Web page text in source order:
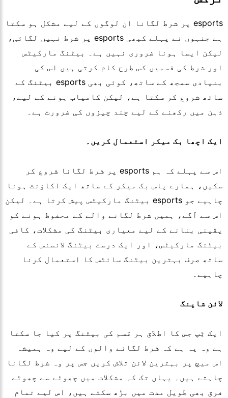
esports پر شرط لگانا ان لوگوں کے لیے مشکل ہو سکتا
ہے جنہوں نے پہلے کبھی esports پر شرط نہیں لگائی،
لیکن ایسا ہونا ضروری نہیں ہے۔ بیٹنگ مارکیٹس
اور شرط کی قسمیں کس طرح کام کرتی ہیں اس کی
بنیادی سمجھ کے ساتھ، کوئی بھی esports بیٹنگ کے
ساتھ شروع کر سکتا ہے، لیکن کامیاب ہونے کے لیے،
ذہن میں رکھنے کے لیے چند چیزوں کی ضرورت ہے۔
ایک اچھا بک میکر استعمال کریں۔
اس سے پہلے کہ ہم esports پر شرط لگانا شروع کر
سکیں، ہمارے پاس بک میکر کے ساتھ ایک اکاؤنٹ ہونا
چاہیے جو esports بیٹنگ مارکیٹس پیش کرتا ہے۔ لیکن
اس سے آگے، ہمیں شرط لگانے والے کے محفوظ ہونے کو
یقینی بنانے کے لیے معیاری بیٹنگ کی مشکلات، کافی
بیٹنگ مارکیٹس، اور ایک درست بیٹنگ لائسنس کے
ساتھ صرف بہترین بیٹنگ سائٹس کا استعمال کرنا
چاہیے۔
لائن شاپنگ
ایک ٹِپ جس کا اطلاق ہر قسم کی بیٹنگ پر کیا جا سکتا
ہے وہ یہ ہے کہ شرط لگانے والوں کے لیے وہ ہمیشہ
اس میچ پر بہترین لائن تلاش کریں جس پر وہ شرط لگانا
چاہتے ہیں۔ یہاں تک کہ مشکلات میں چھوٹے سے چھوٹے
فرق بھی طویل مدت میں بڑھ سکتے ہیں، اس لیے تمام